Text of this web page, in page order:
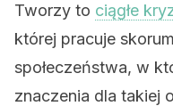
Tworzy to ciągłe
której pracuje
społeczeństwa, w
znaczenia dla takiej